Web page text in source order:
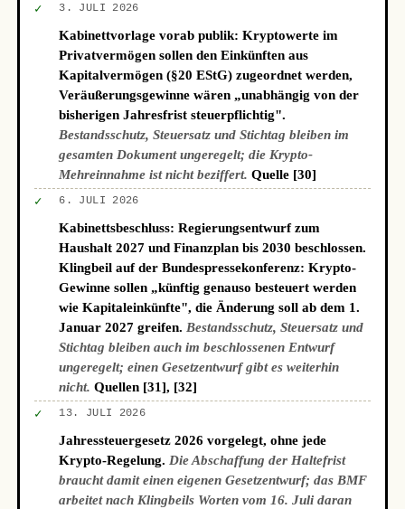
✓ 3. JULI 2026
Kabinettvorlage vorab publik: Kryptowerte im
Privatvermögen sollen den Einkünften aus
Kapitalvermögen (§20 EStG) zugeordnet werden,
Veräußerungsgewinne wären „unabhängig von der
bisherigen Jahresfrist steuerpflichtig".
Bestandsschutz, Steuersatz und Stichtag bleiben im
gesamten Dokument ungeregelt; die Krypto-
Mehreinnahme ist nicht beziffert. Quelle [30]
✓ 6. JULI 2026
Kabinettsbeschluss: Regierungsentwurf zum
Haushalt 2027 und Finanzplan bis 2030 beschlossen.
Klingbeil auf der Bundespressekonferenz: Krypto-
Gewinne sollen „künftig genauso besteuert werden
wie Kapitaleinkünfte", die Änderung soll ab dem 1.
Januar 2027 greifen. Bestandsschutz, Steuersatz und
Stichtag bleiben auch im beschlossenen Entwurf
ungeregelt; einen Gesetzentwurf gibt es weiterhin
nicht. Quellen [31], [32]
✓ 13. JULI 2026
Jahressteuergesetz 2026 vorgelegt, ohne jede
Krypto-Regelung. Die Abschaffung der Haltefrist
braucht damit einen eigenen Gesetzentwurf; das BMF
arbeitet nach Klingbeils Worten vom 16. Juli daran